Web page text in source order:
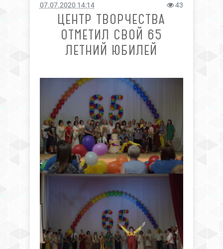
07.07.2020 14:14 43
ЦЕНТР ТВОРЧЕСТВА
ОТМЕТИЛ СВОЙ 65
ЛЕТНИЙ ЮБИЛЕЙ